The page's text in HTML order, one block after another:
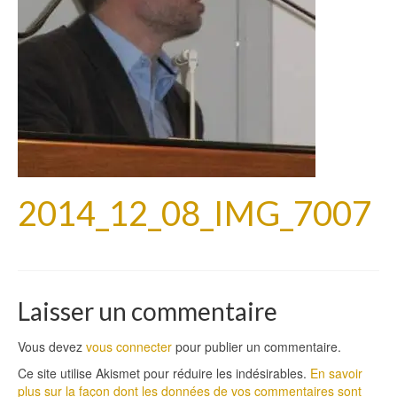
2014_12_08_IMG_7007
Laisser un commentaire
Vous devez vous connecter pour publier un commentaire.
Ce site utilise Akismet pour réduire les indésirables. En savoir
plus sur la façon dont les données de vos commentaires sont